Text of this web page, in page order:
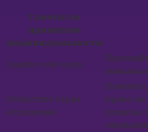
Советы по
принятию
индивидуальности
Знайте себе цену
Отпустите страх
осуждения
право
должны